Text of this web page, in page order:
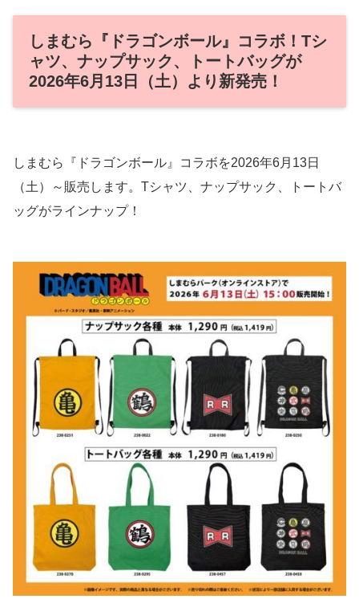
しまむら『ドラゴンボール』コラボ！Tシ
ャツ、ナップサック、トートバッグが
2026年6月13日（土）より新発売！
しまむら『ドラゴンボール』コラボを2026年6月13日
（土）～販売します。Tシャツ、ナップサック、トートバ
ッグがラインナップ！